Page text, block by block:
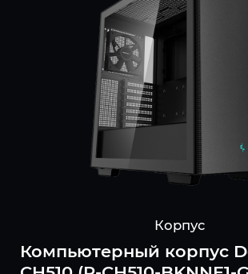
Корпус
Компьютерный корпус